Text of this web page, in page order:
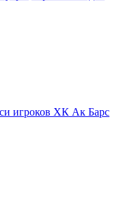
игроков ХК Ак Барс